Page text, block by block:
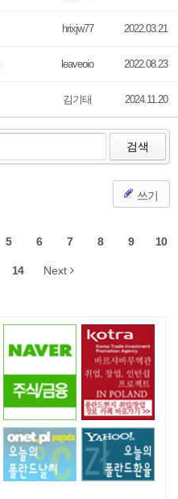
hrixjw77 2022.03.21
leaveoio 2022.08.23
김기태 2024.11.20
검색
쓰기
5 6 7 8 9 10
14 Next